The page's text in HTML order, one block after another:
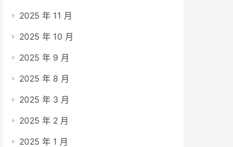
2025 年 11 月
2025 年 10 月
2025 年 9 月
2025 年 8 月
2025 年 3 月
2025 年 2 月
2025 年 1 月